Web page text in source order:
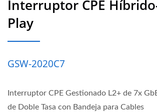
Interruptor CPE
Play
GSW-2020C7
Interruptor CPE Gestionado L2+ de 7x
de Doble Tasa con Bandeja para Cables